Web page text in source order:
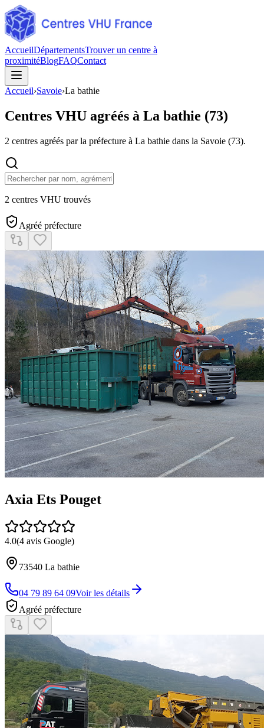
AccueilDépartementsTrouver un centre à
proximitéBlogFAQContact
Accueil›Savoie›La bathie
Centres VHU agréés à La bathie (73)
2 centres agréés par la préfecture à La bathie dans la Savoie (73).
2 centres VHU trouvés
Agréé préfecture
Axia Ets Pouget
4.0(4 avis Google)
73540 La bathie
04 79 89 64 09Voir les détails
Agréé préfecture